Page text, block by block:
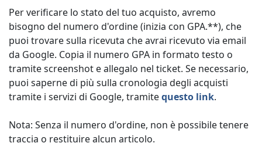
Per verificare lo stato del tuo acquisto, avremo
bisogno del numero d'ordine (inizia con GPA.**), che
puoi trovare sulla ricevuta che avrai ricevuto via email
da Google. Copia il numero GPA in formato testo o
tramite screenshot e allegalo nel ticket. Se necessario,
puoi saperne di più sulla cronologia degli acquisti
tramite i servizi di Google, tramitequesto link.
Nota: Senza il numero d'ordine, non è possibile tenere
traccia o restituire alcun articolo.